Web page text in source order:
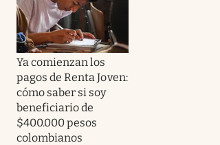
Ya comienzan los
pagos de Renta Joven:
cómo saber si soy
beneficiario de
$400.000 pesos
colombianos